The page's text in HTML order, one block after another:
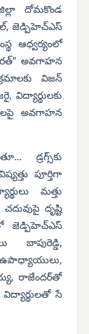
దోమకొండ
జెడ్పిహెచ్‌ఎస్
ఆధ్వర్యంలో
అవగాహన
విజన్
విద్యార్థులకు
అవగాహన
డ్రగ్స్‌కు
పూర్తిగా
మత్తు
దృష్టి
జెడ్పిహెచ్‌ఎస్
బాపురెడ్డి,
రాజేందర్‌తో
విద్యార్థులతో సే